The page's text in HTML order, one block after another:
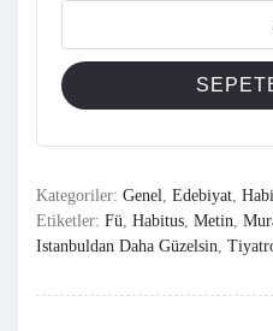
Kategoriler: Genel, Edebiyat,
Etiketler: Fü, Habitus, Metin,
Istanbuldan Daha Güzelsin,